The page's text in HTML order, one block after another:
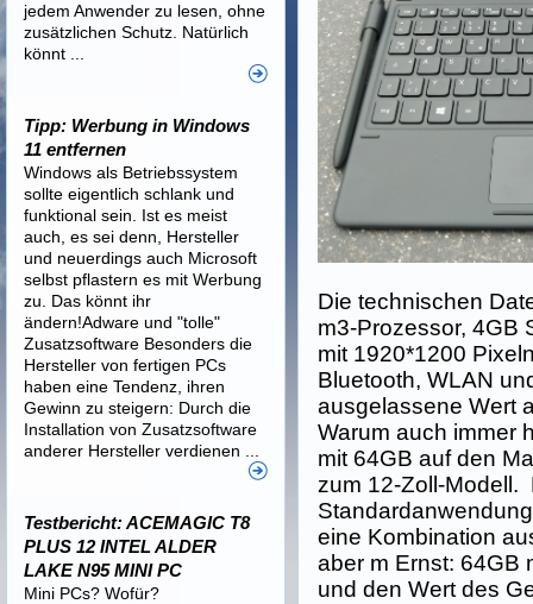
Die technischen
m3-Prozessor, 4GB
mit 1920*1200
Bluetooth, WLAN
ausgelassene Wert
Warum auch immer
mit 64GB auf den
zum 12-Zoll-Modell.
eine Kombination
aber m Ernst: 64GB
und den Wert des
jedem Anwender zu lesen, ohne
zusätzlichen Schutz. Natürlich
könnt ...
Tipp: Werbung in Windows
11 entfernen
Windows als Betriebssystem
sollte eigentlich schlank und
funktional sein. Ist es meist
auch, es sei denn, Hersteller
und neuerdings auch Microsoft
selbst pflastern es mit Werbung
zu. Das könnt ihr
ändern!Adware und "tolle"
Zusatzsoftware Besonders die
Hersteller von fertigen PCs
haben eine Tendenz, ihren
Gewinn zu steigern: Durch die
Installation von Zusatzsoftware
anderer Hersteller verdienen ...
Testbericht: ACEMAGIC T8
PLUS 12 INTEL ALDER
LAKE N95 MINI PC
Mini PCs? Wofür?